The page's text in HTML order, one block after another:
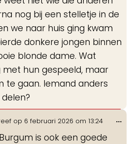
nog bij een stelletje in de
we naar huis ging kwam
donkere jongen binnen
blonde dame. Wat
hun gespeeld, maar
te gaan. Iemand anders
op 6 februari 2026 om 13:24
is ook een goede
...